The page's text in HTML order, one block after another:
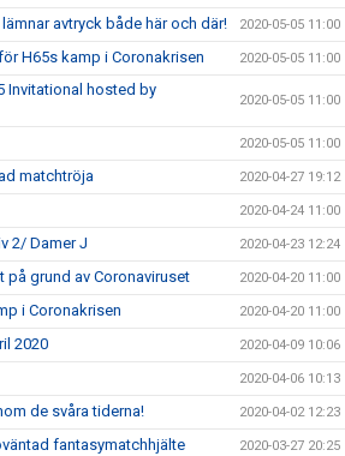
avtryck både här och där! 2020-05-05 11:00
H65s kamp i Coronakrisen 2020-05-05 11:00
Invitational hosted by
2020-05-05 11:00
2020-05-05 11:00
matchtröja 2020-04-27 19:12
2020-04-24 11:00
2/ Damer J 2020-04-23 12:24
på grund av Coronaviruset 2020-04-20 11:00
i Coronakrisen 2020-04-20 11:00
2020 2020-04-09 10:06
2020-04-06 10:13
de svåra tiderna! 2020-04-02 12:23
fantasymatchhjälte 2020-03-27 20:25